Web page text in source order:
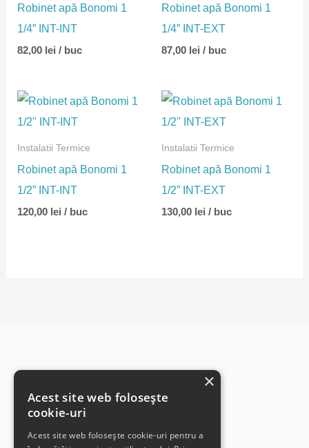
Robinet apă Bonomi 1
1/4” INT-INT
82,00 lei / buc
Robinet apă Bonomi 1
1/4” INT-EXT
87,00 lei / buc
Instalatii Termice
Robinet apă Bonomi 1
1/2” INT-INT
120,00 lei / buc
Instalatii Termice
Robinet apă Bonomi 1
1/2” INT-EXT
130,00 lei / buc
×
Acest site web folosește
cookie-uri
Acest site web folosește cookie-uri pentru a